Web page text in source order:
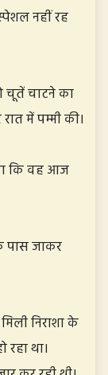
नहीं रह
चूतें चाटने का
में पम्मी की।
कि वह आज
पास जाकर
निराशा के
था।